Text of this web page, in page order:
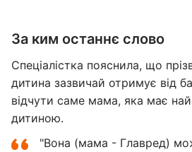
За ким останнє слово
Спеціалістка пояснила, що
дитина зазвичай отримує від
відчути саме мама, яка має
дитиною.
"Вона (мама - Главред)